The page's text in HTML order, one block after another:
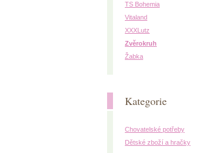
TS Bohemia
Vitaland
XXXLutz
Zvěrokruh
Žabka
Kategorie
Chovatelské potřeby
Dětské zboží a hračky